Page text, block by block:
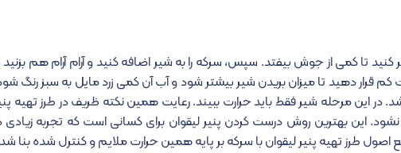
تا کمی از جوش بیفتد. سپس، سرکه را به شیر اضافه کنید و آرام آرام هم بزنید
قرار دهید تا میزان بریدن شیر بیشتر شود و آب آن کمی زرد مایل به سبز رنگ
در این مرحله شیر فقط باید حرارت ببیند.رعایت همین نکته ظریف در طرز تهیه
این بهترین روش درست کردن پنیر لیقوان برای کسانی است که تجربه زیادی
طرز تهیه پنیر لیقوان با سرکه بر پایه همین حرارت ملایم و کنترل شده بنا